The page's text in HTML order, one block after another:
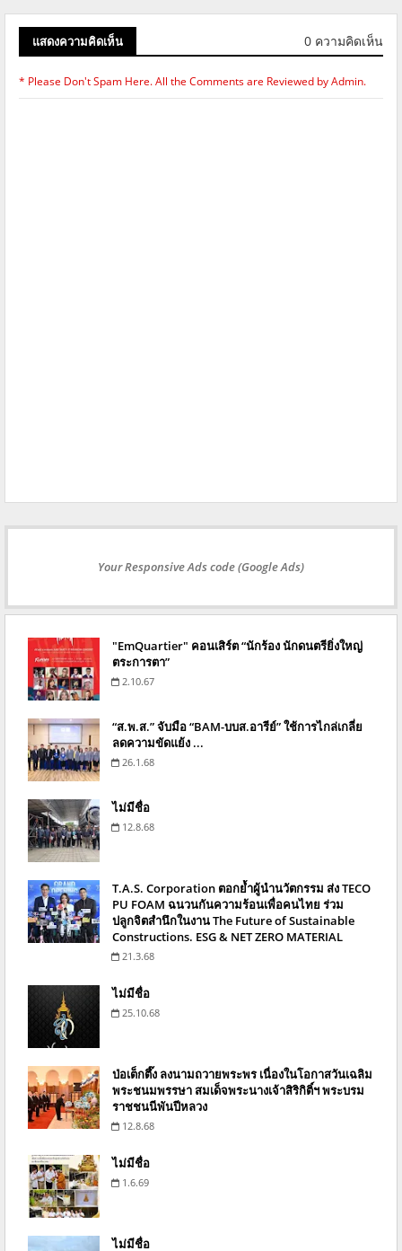
แสดงความคิดเห็น 0 ความคิดเห็น
* Please Don't Spam Here. All the Comments are Reviewed by Admin.
Your Responsive Ads code (Google Ads)
"EmQuartier" คอนเสิร์ต “นักร้อง นักดนตรียิ่งใหญ่
ตระการตา”
2.10.67
“ส.พ.ส.” จับมือ “BAM-บบส.อารีย์” ใช้การไกล่เกลี่ย
ลดความขัดแย้ง ...
26.1.68
ไม่มีชื่อ
12.8.68
T.A.S. Corporation ตอกย้ำผู้นำนวัตกรรม ส่ง TECO
PU FOAM ฉนวนกันความร้อนเพื่อคนไทย ร่วม
ปลูกจิตสำนึกในงาน The Future of Sustainable
Constructions. ESG & NET ZERO MATERIAL
21.3.68
ไม่มีชื่อ
25.10.68
ป่อเต็กตึ๊ง ลงนามถวายพระพร เนื่องในโอกาสวันเฉลิม
พระชนมพรรษา สมเด็จพระนางเจ้าสิริกิติ์ฯ พระบรม
ราชชนนีพันปีหลวง
12.8.68
ไม่มีชื่อ
1.6.69
ไม่มีชื่อ